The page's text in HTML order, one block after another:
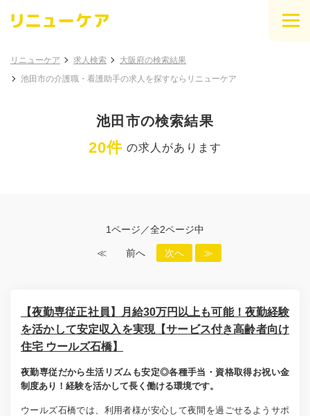
リニューケア 求人検索
大阪府の検索結果
池田市の介護職・看護助手の求人を探すならリニューケア
池田市の検索結果
20件 の求人があります
1ページ／全2ページ中
≪ 前へ 次へ ≫
【夜勤専従正社員】月給30万円以上も可能！夜勤経験
を活かして安定収入を実現【サービス付き高齢者向け
住宅 ウールズ石橋】
夜勤専従だから生活リズムも安定◎各種手当・資格取得お祝い金
制度あり！経験を活かして長く働ける環境です。
ウールズ石橋では、利用者様が安心して夜間を過ごせるようサポ